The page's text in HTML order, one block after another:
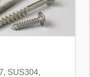
SUS304,